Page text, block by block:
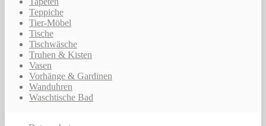
Teppiche
Tier-Möbel
Tische
Tischwäsche
Truhen & Kisten
Vasen
Vorhänge & Gardinen
Wanduhren
Waschtische Bad